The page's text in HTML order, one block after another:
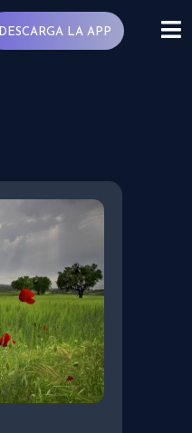
DESCARGA LA APP